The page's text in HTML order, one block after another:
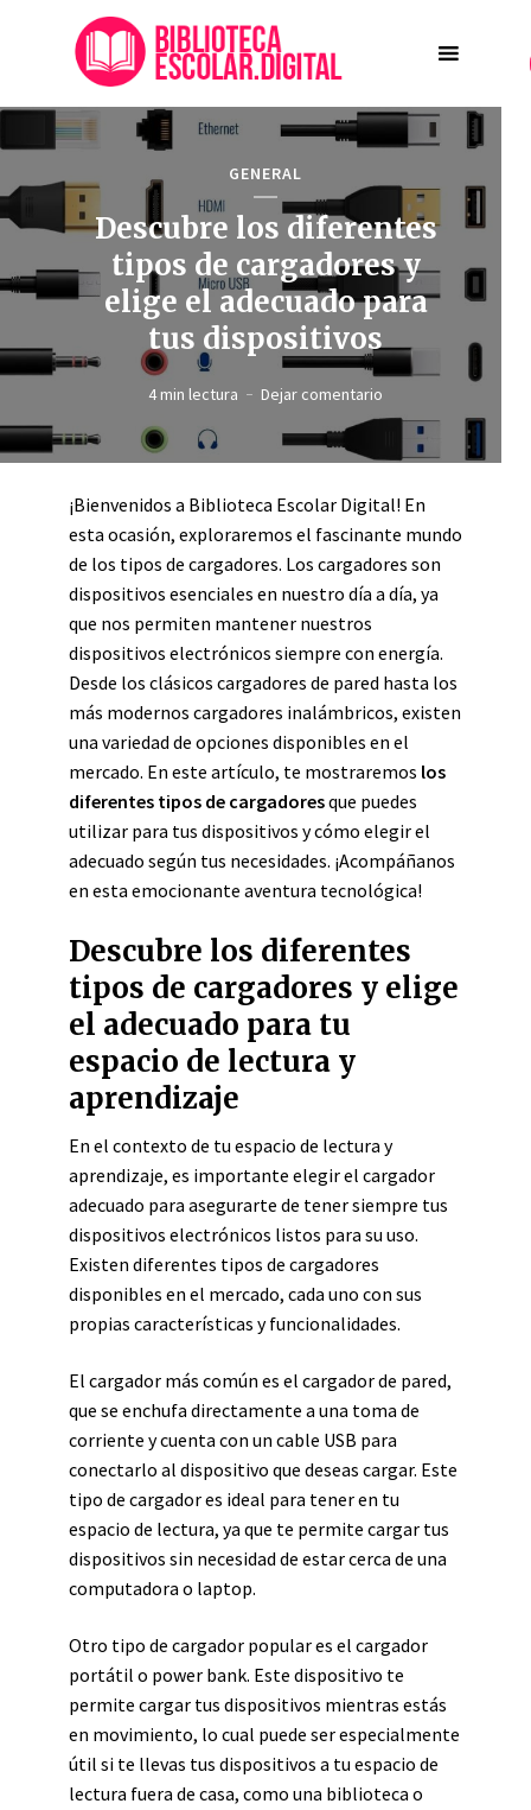
GENERAL
Descubre los diferentes
tipos de cargadores y
elige el adecuado para
tus dispositivos
4 min lectura Dejar comentario
¡Bienvenidos a Biblioteca Escolar Digital! En
esta ocasión, exploraremos el fascinante mundo
de los tipos de cargadores. Los cargadores son
dispositivos esenciales en nuestro día a día, ya
que nos permiten mantener nuestros
dispositivos electrónicos siempre con energía.
Desde los clásicos cargadores de pared hasta los
más modernos cargadores inalámbricos, existen
una variedad de opciones disponibles en el
mercado. En este artículo, te mostraremos los
diferentes tipos de cargadoresque puedes
utilizar para tus dispositivos y cómo elegir el
adecuado según tus necesidades. ¡Acompáñanos
en esta emocionante aventura tecnológica!
Descubre los diferentes
tipos de cargadores y elige
el adecuado para tu
espacio de lectura y
aprendizaje
En el contexto de tu espacio de lectura y
aprendizaje, es importante elegir el cargador
adecuado para asegurarte de tener siempre tus
dispositivos electrónicos listos para su uso.
Existen diferentes tipos de cargadores
disponibles en el mercado, cada uno con sus
propias características y funcionalidades.
El cargador más común es el cargador de pared,
que se enchufa directamente a una toma de
corriente y cuenta con un cable USB para
conectarlo al dispositivo que deseas cargar. Este
tipo de cargador es ideal para tener en tu
espacio de lectura, ya que te permite cargar tus
dispositivos sin necesidad de estar cerca de una
computadora o laptop.
Otro tipo de cargador popular es el cargador
portátil o power bank. Este dispositivo te
permite cargar tus dispositivos mientras estás
en movimiento, lo cual puede ser especialmente
útil si te llevas tus dispositivos a tu espacio de
lectura fuera de casa, como una biblioteca o